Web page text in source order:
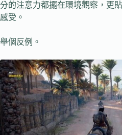
分的注意力都擺在環境觀察，更
感受。
舉個反例。